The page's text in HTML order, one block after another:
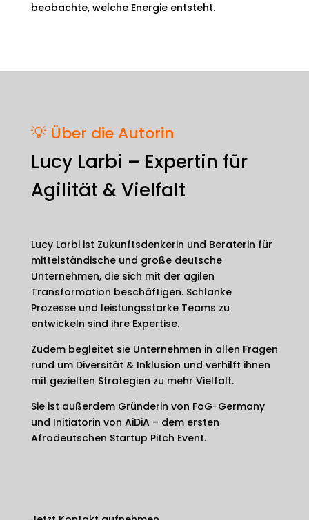
beobachte, welche Energie entsteht.
💡 Über die Autorin
Lucy Larbi – Expertin für
Agilität & Vielfalt
Lucy Larbi ist Zukunftsdenkerin und Beraterin für
mittelständische und große deutsche
Unternehmen, die sich mit der agilen
Transformation beschäftigen. Schlanke
Prozesse und leistungsstarke Teams zu
entwickeln sind ihre Expertise.
Zudem begleitet sie Unternehmen in allen Fragen
rund um Diversität & Inklusion und verhilft ihnen
mit gezielten Strategien zu mehr Vielfalt.
Sie ist außerdem Gründerin von FoG-Germany
und Initiatorin von AiDiA – dem ersten
Afrodeutschen Startup Pitch Event.